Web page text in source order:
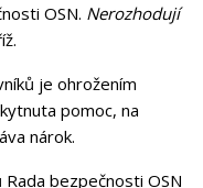
OSN. Nerozhodují
je ohrožením
pomoc, na
nárok.
Rada bezpečnosti OSN